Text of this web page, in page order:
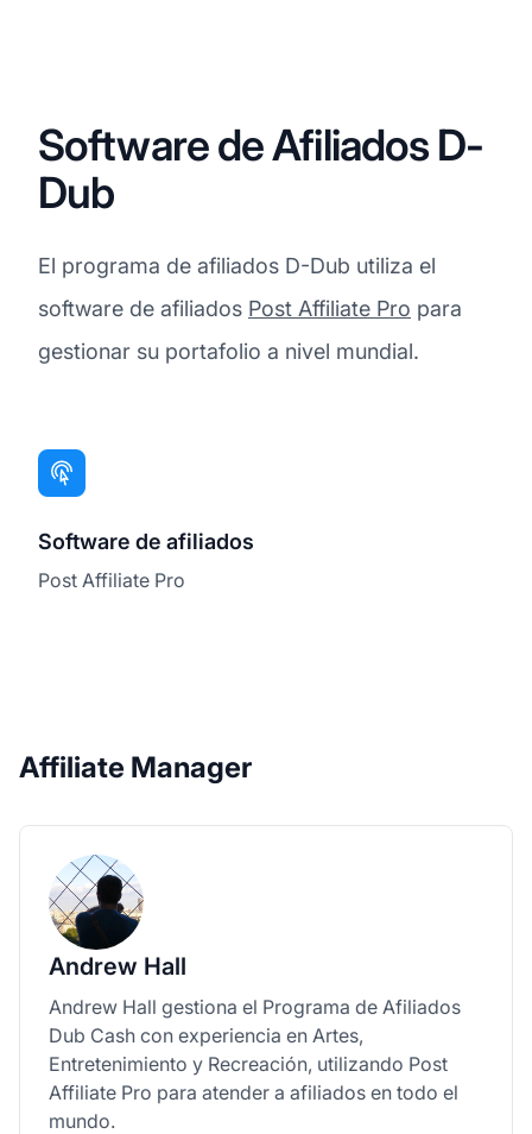
Software de Afiliados D-
Dub
El programa de afiliados D-Dub utiliza el
software de afiliados Post Affiliate Pro para
gestionar su portafolio a nivel mundial.
Software de afiliados
Post Affiliate Pro
Affiliate Manager
Andrew Hall
Andrew Hall gestiona el Programa de Afiliados
Dub Cash con experiencia en Artes,
Entretenimiento y Recreación, utilizando Post
Affiliate Pro para atender a afiliados en todo el
mundo.